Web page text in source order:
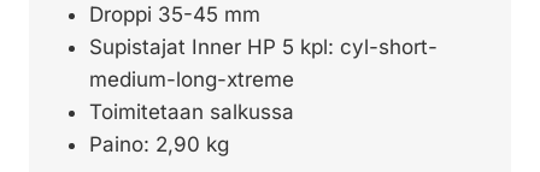
Droppi 35-45 mm
Supistajat Inner HP 5 kpl: cyl-short-
medium-long-xtreme
Toimitetaan salkussa
Paino: 2,90 kg